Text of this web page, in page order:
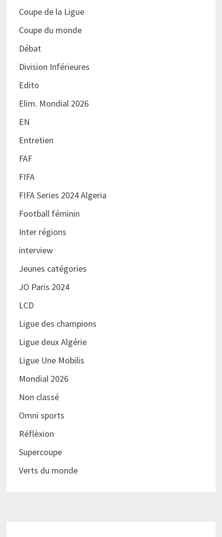
Coupe de la Ligue
Coupe du monde
Débat
Division Inférieures
Edito
Elim. Mondial 2026
EN
Entretien
FAF
FIFA
FIFA Series 2024 Algeria
Football féminin
Inter régions
interview
Jeunes catégories
JO Paris 2024
LCD
Ligue des champions
Ligue deux Algérie
Ligue Une Mobilis
Mondial 2026
Non classé
Omni sports
Réflèxion
Supercoupe
Verts du monde